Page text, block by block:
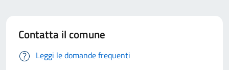
Contatta il comune
Leggi le domande frequenti